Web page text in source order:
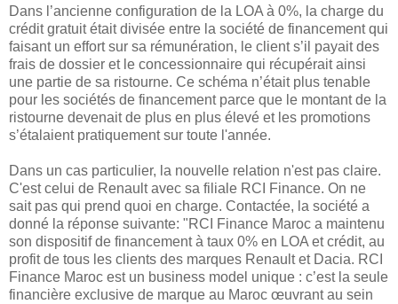
Dans l’ancienne configuration de la LOA à 0%, la charge du
crédit gratuit était divisée entre la société de financement qui
faisant un effort sur sa rémunération, le client s’il payait des
frais de dossier et le concessionnaire qui récupérait ainsi
une partie de sa ristourne. Ce schéma n’était plus tenable
pour les sociétés de financement parce que le montant de la
ristourne devenait de plus en plus élevé et les promotions
s’étalaient pratiquement sur toute l'année.
Dans un cas particulier, la nouvelle relation n'est pas claire.
C'est celui de Renault avec sa filiale RCI Finance. On ne
sait pas qui prend quoi en charge. Contactée, la société a
donné la réponse suivante: "RCI Finance Maroc a maintenu
son dispositif de financement à taux 0% en LOA et crédit, au
profit de tous les clients des marques Renault et Dacia. RCI
Finance Maroc est un business model unique : c’est la seule
financière exclusive de marque au Maroc œuvrant au sein